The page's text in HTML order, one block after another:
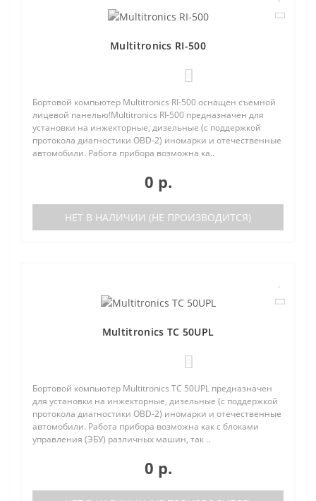
Multitronics RI-500
Бортовой компьютер Multitronics RI-500 оснащен съемной
лицевой панелью!Multitronics RI-500 предназначен для
установки на инжекторные, дизельные (с поддержкой
протокола диагностики OBD-2) иномарки и отечественные
автомобили. Работа прибора возможна ка..
0 р.
НЕТ В НАЛИЧИИ (НЕ ПРОИЗВОДИТСЯ)
Multitronics TC 50UPL
Бортовой компьютер Multitronics TC 50UPL предназначен
для установки на инжекторные, дизельные (с поддержкой
протокола диагностики OBD-2) иномарки и отечественные
автомобили. Работа прибора возможна как с блоками
управления (ЭБУ) различных машин, так ..
0 р.